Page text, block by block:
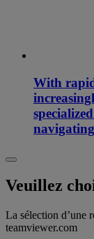
With
Veuillez
La sélection d’une
teamviewer.com